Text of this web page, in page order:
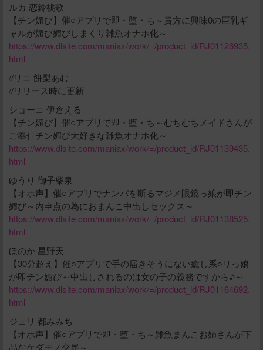
ルカ 恋鈴桃歌
【チン媚び】催○アプリで即・堕・ち～貴方に興味0の巨乳ギ
ャルが媚び媚びしまくり雑魚オナホ化～
https://www.dlsite.com/maniax/work/=/product_id/RJ01126935.
html
//リコ 餅梨あむ
//リリース時に更新
ショーコ 伊倉える
【チン媚び】催○アプリで即・堕・ち～むちむちメイドさんが
ご奉仕チン媚び大好きな雑魚オナホ化～
https://www.dlsite.com/maniax/work/=/product_id/RJ01139435.
html
ゆうり 御子柴泉
【オホ声】催○アプリでナンパを断るマジメ眼鏡っ娘が即チン
媚び～内申点の為におまんこ中出しセックス～
https://www.dlsite.com/maniax/work/=/product_id/RJ01138525.
html
ほのか 星野天
【30分超え】催○アプリで手の届きそうにない癒し系○リっ娘
が即チン媚び～中出しされるのは女の子の義務ですから♪～
https://www.dlsite.com/maniax/work/=/product_id/RJ01164692.
html
ジュリ 都みみち
【オホ声】催○アプリで即・堕・ち～雑魚まんこお姉さんが下
品なケダモノ交尾～